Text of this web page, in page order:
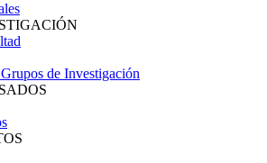
de Investigación